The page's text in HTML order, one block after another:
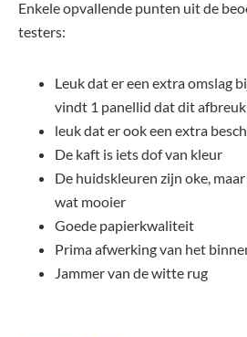
Enkele opvallende punten uit de
testers:
Leuk dat er een extra omslag
vindt 1 panellid dat dit
leuk dat er ook een extra
De kaft is iets dof van kleur
De huidskleuren zijn oke,
wat mooier
Goede papierkwaliteit
Prima afwerking van het
Jammer van de witte rug